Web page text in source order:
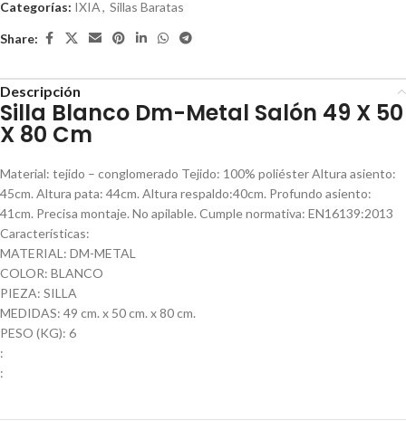
Categorías: IXIA, Sillas Baratas
Share:
Descripción
Silla Blanco Dm-Metal Salón 49 X 50
X 80 Cm
Material: tejido – conglomerado Tejido: 100% poliéster Altura asiento:
45cm. Altura pata: 44cm. Altura respaldo:40cm. Profundo asiento:
41cm. Precisa montaje. No apilable. Cumple normativa: EN16139:2013
Características:
MATERIAL: DM-METAL
COLOR: BLANCO
PIEZA: SILLA
MEDIDAS: 49 cm. x 50 cm. x 80 cm.
PESO (KG): 6
:
: